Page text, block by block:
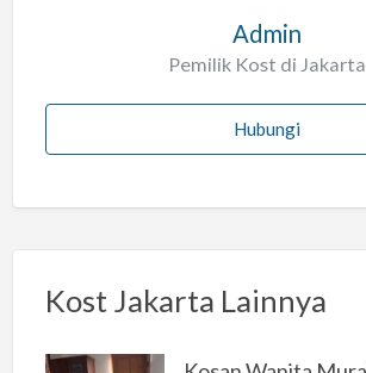
Admin
Pemilik Kost di Jakarta
Hubungi
Kost Jakarta Lainnya